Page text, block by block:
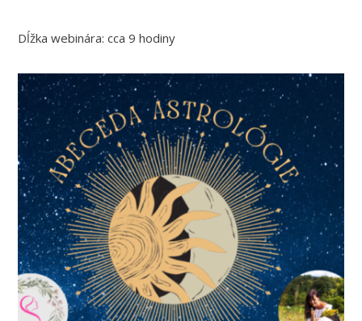
Dĺžka webinára: cca 9 hodiny